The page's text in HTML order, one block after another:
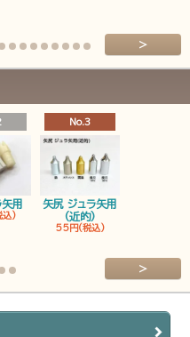
>
用
込)
No.3
矢尻 ジュラ矢用
(近的)
55円(税込)
>